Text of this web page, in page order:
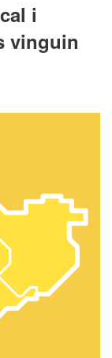
i
vinguin